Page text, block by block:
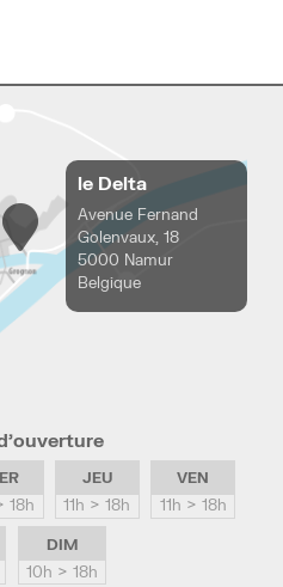
le Delta
Avenue Fernand
Golenvaux, 18
5000 Namur
Belgique
18h
JEU
11h > 18h
VEN
11h > 18h
DIM
10h > 18h